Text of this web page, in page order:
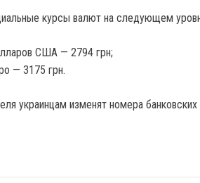
курсы валют на следующем
США — 2794 грн;
— 3175 грн.
украинцам изменят номера банковских